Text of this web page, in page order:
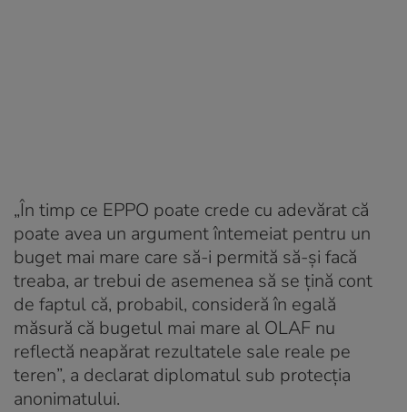
„În timp ce EPPO poate crede cu adevărat că
poate avea un argument întemeiat pentru un
buget mai mare care să-i permită să-şi facă
treaba, ar trebui de asemenea să se ţină cont
de faptul că, probabil, consideră în egală
măsură că bugetul mai mare al OLAF nu
reflectă neapărat rezultatele sale reale pe
teren”, a declarat diplomatul sub protecţia
anonimatului.